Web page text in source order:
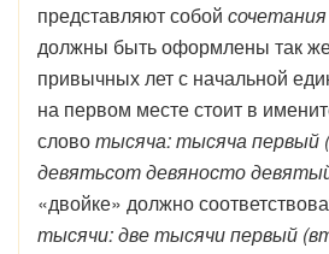
представляют собой
должны быть оформлены так
привычных лет с начальной
на первом месте стоит в
словотысяча: тысяча первый
девятьсот девяносто
«двойке» должно
тысячи: две тысячи первый